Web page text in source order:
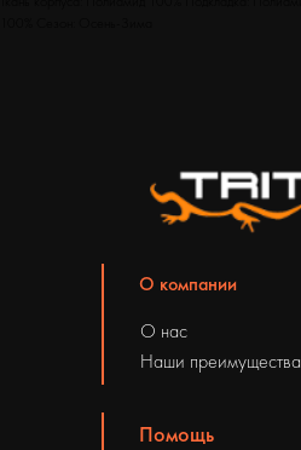
О компании
О нас
Наши преимущества
Помощь